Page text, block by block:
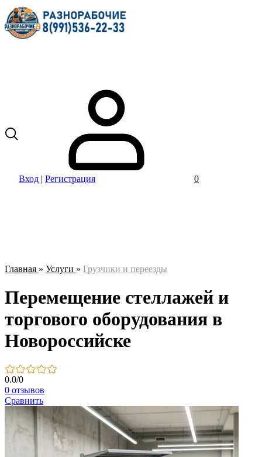
Вход | Регистрация 0
Главная » Услуги » Грузчики и переезды
Перемещение стеллажей и
торгового оборудования в
Новороссийске
0.0/0
0 отзывов
Сравнить